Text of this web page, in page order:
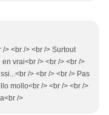
> <br /> <br /> Surtout
vrai<br /> <br /> <br />
/> <br /> <br /> Pas
mollo<br /> <br /> <br />
/>